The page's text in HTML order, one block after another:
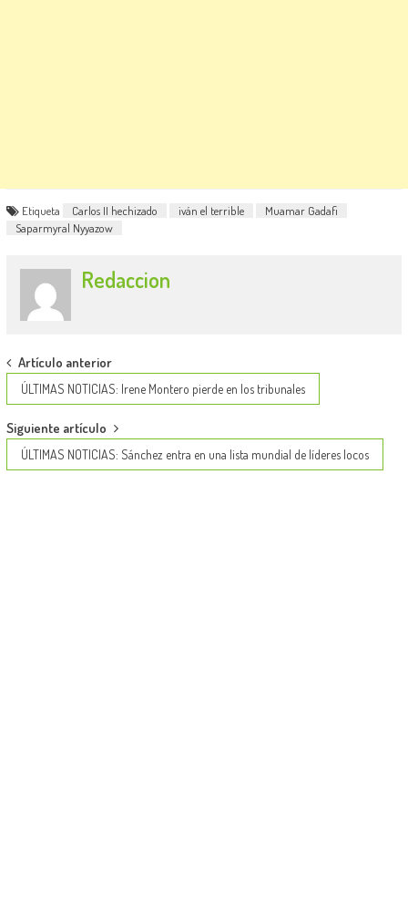
Etiqueta Carlos II hechizado iván el terrible
Muamar Gadafi
Saparmyral Nyyazow
Redaccion
Post
navigation
Artículo anterior
ÚLTIMAS NOTICIAS: Irene Montero pierde en los tribunales
Siguiente artículo
ÚLTIMAS NOTICIAS: Sánchez entra en una lista mundial de líderes locos